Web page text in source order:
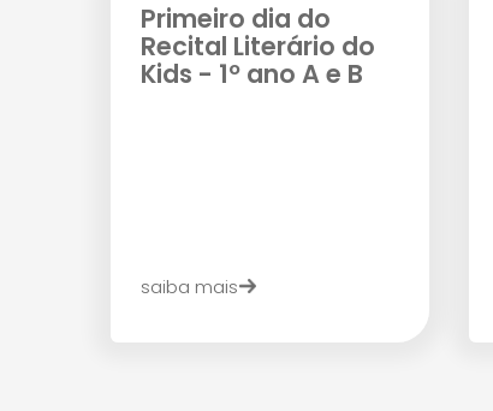
Primeiro dia do
Recital Literário do
Kids - 1º ano A e B
saiba mais